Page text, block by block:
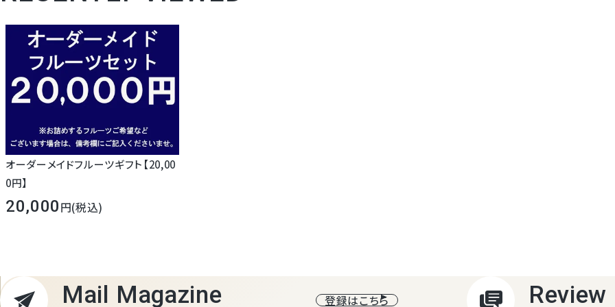
オーダーメイドフルーツギフト【20,00
0円】
20,000 (税込)
Mail Magazine 登録はこちら Review